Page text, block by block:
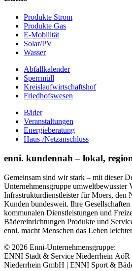
Produkte Strom
Produkte Gas
E-Mobilität
Solar/PV
Wasser
Abfallkalender
Sperrmüll
Kreislaufwirtschaftshof
Friedhofswesen
Bäder
Veranstaltungen
Energieberatung
Haus-/Netzanschluss
enni. kundennah – lokal,
Gemeinsam sind wir stark – mit dieser
Unternehmensgruppe umweltbewusster
Infrastrukturdienstleister für Moers, den
Kunden bundesweit. Ihre
kommunalen Dienstleistungen und
Bädereinrichtungen Produkte und
enni. macht Menschen das Leben
© 2026 Enni-Unternehmensgruppe:
ENNI Stadt & Service Niederrhein
Niederrhein GmbH | ENNI Sport &